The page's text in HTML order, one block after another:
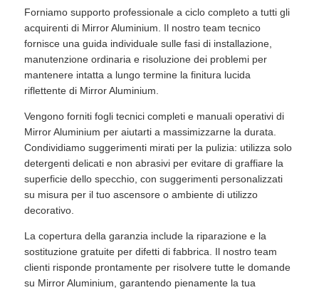
Forniamo supporto professionale a ciclo completo a tutti gli
acquirenti di Mirror Aluminium. Il nostro team tecnico
fornisce una guida individuale sulle fasi di installazione,
manutenzione ordinaria e risoluzione dei problemi per
mantenere intatta a lungo termine la finitura lucida
riflettente di Mirror Aluminium.
Vengono forniti fogli tecnici completi e manuali operativi di
Mirror Aluminium per aiutarti a massimizzarne la durata.
Condividiamo suggerimenti mirati per la pulizia: utilizza solo
detergenti delicati e non abrasivi per evitare di graffiare la
superficie dello specchio, con suggerimenti personalizzati
su misura per il tuo ascensore o ambiente di utilizzo
decorativo.
La copertura della garanzia include la riparazione e la
sostituzione gratuite per difetti di fabbrica. Il nostro team
clienti risponde prontamente per risolvere tutte le domande
su Mirror Aluminium, garantendo pienamente la tua